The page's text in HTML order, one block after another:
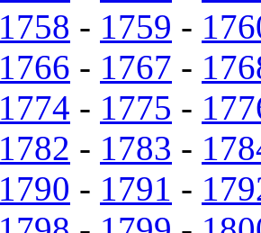
1758 - 1759 -
1766 - 1767 -
1774 - 1775 -
1782 - 1783 -
1790 - 1791 -